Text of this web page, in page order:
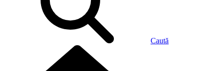
Caută